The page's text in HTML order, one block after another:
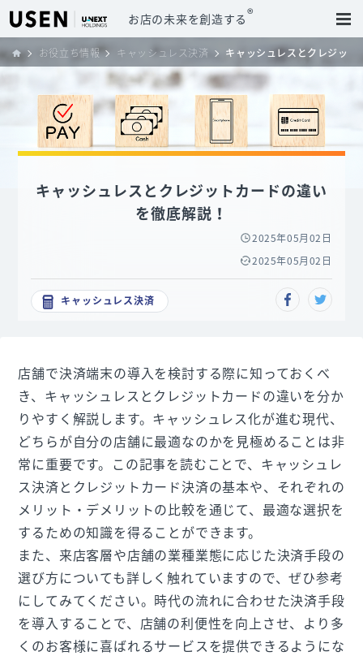
お店の未来を創造する®
お役立ち情報 キャッシュレス決済 キャッシュレスとクレジッ
キャッシュレスとクレジットカードの違い
を徹底解説！
2025年05月02日
2025年05月02日
キャッシュレス決済
店舗で決済端末の導入を検討する際に知っておくべ
き、キャッシュレスとクレジットカードの違いを分か
りやすく解説します。キャッシュレス化が進む現代、
どちらが自分の店舗に最適なのかを見極めることは非
常に重要です。この記事を読むことで、キャッシュレ
ス決済とクレジットカード決済の基本や、それぞれの
メリット・デメリットの比較を通じて、最適な選択を
するための知識を得ることができます。
また、来店客層や店舗の業種業態に応じた決済手段の
選び方についても詳しく触れていますので、ぜひ参考
にしてみてください。時代の流れに合わせた決済手段
を導入することで、店舗の利便性を向上させ、より多
くのお客様に喜ばれるサービスを提供できるようにな